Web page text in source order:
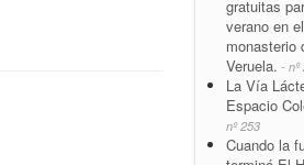
gratuitas
verano en el
monasterio
Veruela. - nº
La Vía
Espacio
nº 253
Cuando la